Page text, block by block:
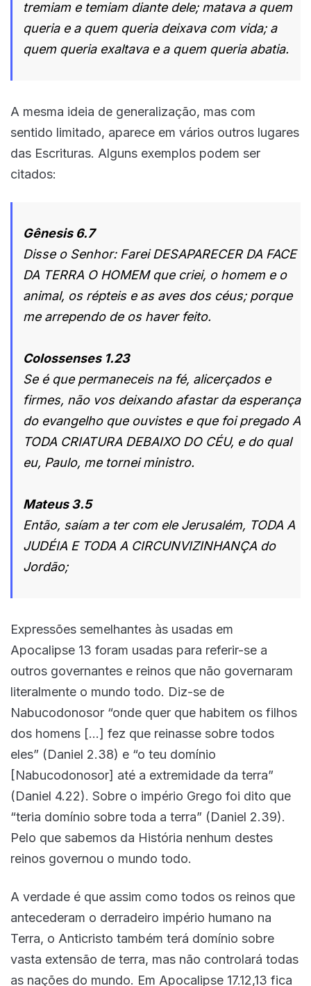
tremiam e temiam diante dele; matava a quem
queria e a quem queria deixava com vida; a
quem queria exaltava e a quem queria abatia.
A mesma ideia de generalização, mas com
sentido limitado, aparece em vários outros lugares
das Escrituras. Alguns exemplos podem ser
citados:
Gênesis 6.7
Disse o Senhor: Farei DESAPARECER DA FACE
DA TERRA O HOMEM que criei, o homem e o
animal, os répteis e as aves dos céus; porque
me arrependo de os haver feito.
Colossenses 1.23
Se é que permaneceis na fé, alicerçados e
firmes, não vos deixando afastar da esperança
do evangelho que ouvistes e que foi pregado A
TODA CRIATURA DEBAIXO DO CÉU, e do qual
eu, Paulo, me tornei ministro.
Mateus 3.5
Então, saíam a ter com ele Jerusalém, TODA A
JUDÉIA E TODA A CIRCUNVIZINHANÇA do
Jordão;
Expressões semelhantes às usadas em
Apocalipse 13 foram usadas para referir-se a
outros governantes e reinos que não governaram
literalmente o mundo todo. Diz-se de
Nabucodonosor “onde quer que habitem os filhos
dos homens […] fez que reinasse sobre todos
eles” (Daniel 2.38) e “o teu domínio
[Nabucodonosor] até a extremidade da terra”
(Daniel 4.22). Sobre o império Grego foi dito que
“teria domínio sobre toda a terra” (Daniel 2.39).
Pelo que sabemos da História nenhum destes
reinos governou o mundo todo.
A verdade é que assim como todos os reinos que
antecederam o derradeiro império humano na
Terra, o Anticristo também terá domínio sobre
vasta extensão de terra, mas não controlará todas
as nações do mundo. Em Apocalipse 17.12,13 fica